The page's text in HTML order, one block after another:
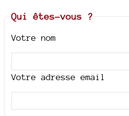
Qui êtes-vous ?
Votre nom
Votre adresse email